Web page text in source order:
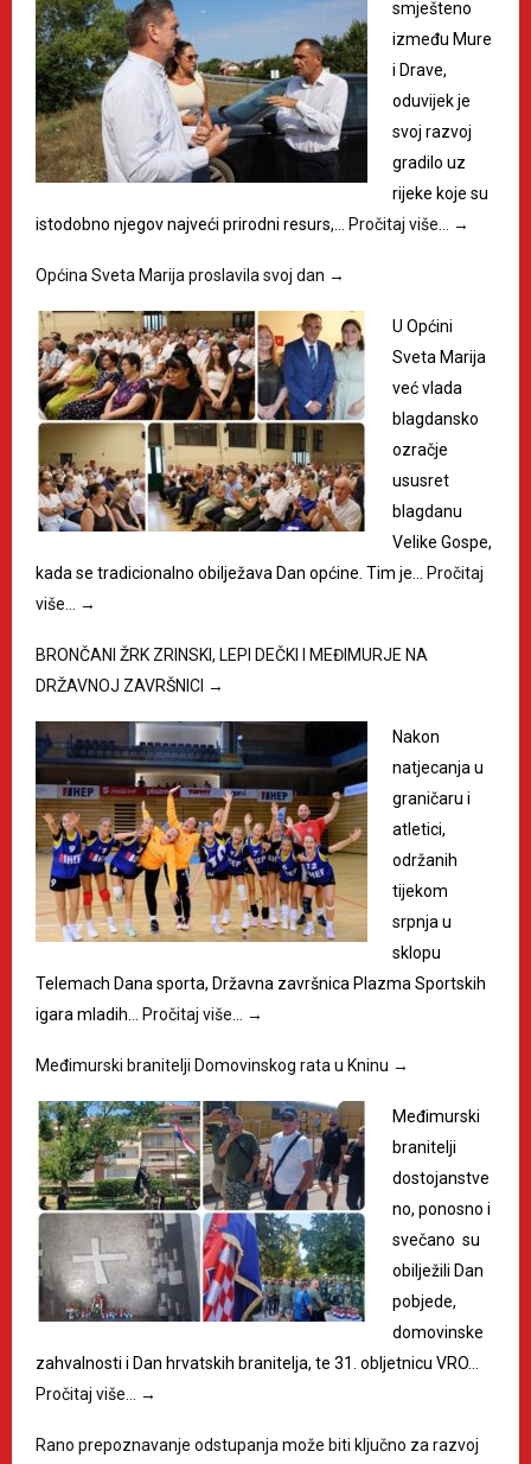
smješteno
između Mure
i Drave,
oduvijek je
svoj razvoj
gradilo uz
rijeke koje su
istodobno njegov najveći prirodni resurs,…
Pročitaj više… →
Općina Sveta Marija proslavila svoj dan →
U Općini
Sveta Marija
već vlada
blagdansko
ozračje
ususret
blagdanu
Velike Gospe,
kada se tradicionalno obilježava Dan općine. Tim je…
Pročitaj
više…
→
BRONČANI ŽRK ZRINSKI, LEPI DEČKI I MEĐIMURJE NA
DRŽAVNOJ ZAVRŠNICI →
Nakon
natjecanja u
graničaru i
atletici,
održanih
tijekom
srpnja u
sklopu
Telemach Dana sporta, Državna završnica Plazma Sportskih
igara mladih…
Pročitaj više… →
Međimurski branitelji Domovinskog rata u Kninu →
Međimurski
branitelji
dostojanstve
no, ponosno i
svečano su
obilježili Dan
pobjede,
domovinske
zahvalnosti i Dan hrvatskih branitelja, te 31. obljetnicu VRO…
Pročitaj više…
→
Rano prepoznavanje odstupanja može biti ključno za razvoj